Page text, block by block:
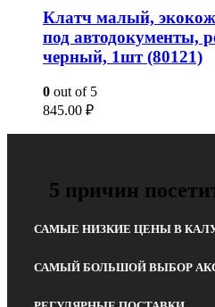
Клатч малый,
под автодокументы,
черный, 1шт (80121)
0 out of 5
845.00 ₽
5 причин
САМЫЕ НИЗКИЕ ЦЕНЫ В
САМЫЙ БОЛЬШОЙ ВЫБОР